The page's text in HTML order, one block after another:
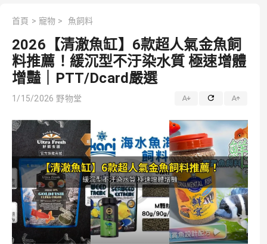
首頁 > 寵物 > 魚飼料
2026【清澈魚缸】6款超人氣金魚飼
料推薦！緩沉型不汙染水質 極速增體
增豔｜PTT/Dcard嚴選
1/15/2026 野物堂